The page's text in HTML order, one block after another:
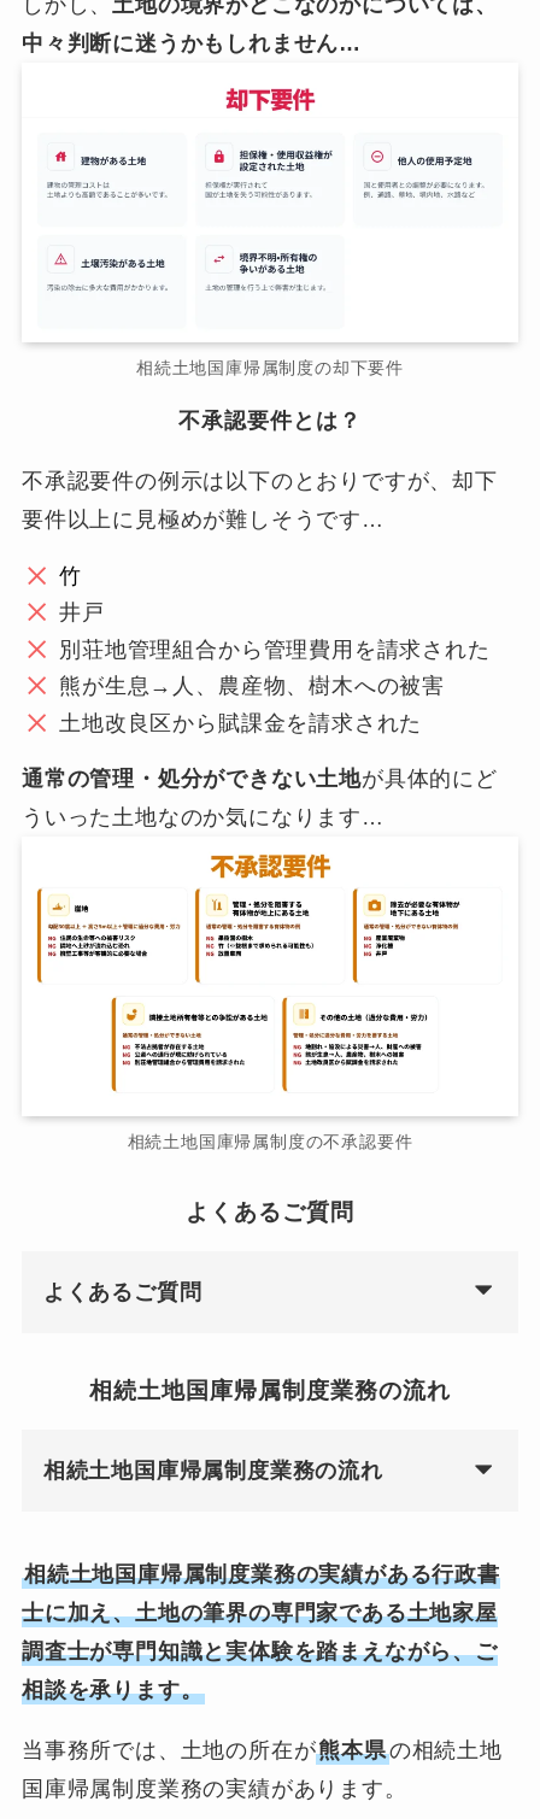
しかし、土地の境界がどこなのかについては、
中々判断に迷うかもしれません…
相続土地国庫帰属制度の却下要件
不承認要件とは？
不承認要件の例示は以下のとおりですが、却下
要件以上に見極めが難しそうです…
竹
井戸
別荘地管理組合から管理費用を請求された
熊が生息→人、農産物、樹木への被害
土地改良区から賦課金を請求された
通常の管理・処分ができない土地が具体的にど
ういった土地なのか気になります…
相続土地国庫帰属制度の不承認要件
よくあるご質問
よくあるご質問
相続土地国庫帰属制度業務の流れ
相続土地国庫帰属制度業務の流れ
相続土地国庫帰属制度業務の実績がある行政書
士に加え、土地の筆界の専門家である土地家屋
調査士が専門知識と実体験を踏まえながら、ご
相談を承ります。
当事務所では、土地の所在が熊本県の相続土地
国庫帰属制度業務の実績があります。